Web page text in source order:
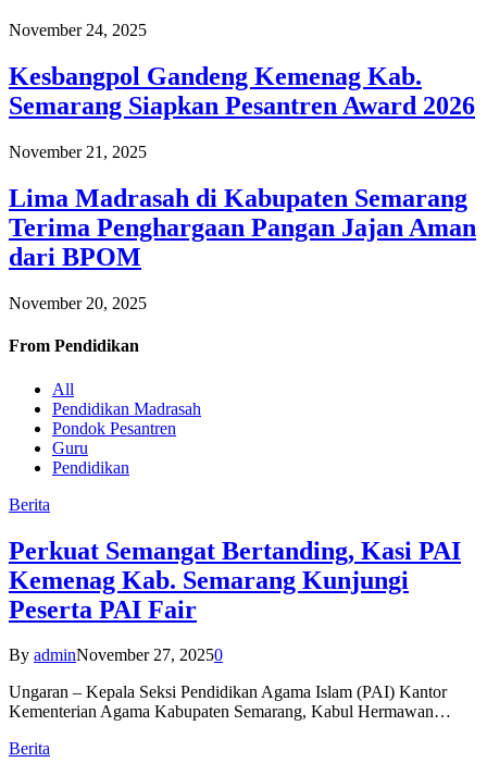
November 24, 2025
Kesbangpol Gandeng Kemenag Kab.
Semarang Siapkan Pesantren Award 2026
November 21, 2025
Lima Madrasah di Kabupaten Semarang
Terima Penghargaan Pangan Jajan Aman
dari BPOM
November 20, 2025
From Pendidikan
All
Pendidikan Madrasah
Pondok Pesantren
Guru
Pendidikan
Berita
Perkuat Semangat Bertanding, Kasi PAI
Kemenag Kab. Semarang Kunjungi
Peserta PAI Fair
By adminNovember 27, 20250
Ungaran – Kepala Seksi Pendidikan Agama Islam (PAI) Kantor
Kementerian Agama Kabupaten Semarang, Kabul Hermawan…
Berita